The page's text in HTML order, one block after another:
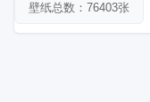
壁纸总数：76403张